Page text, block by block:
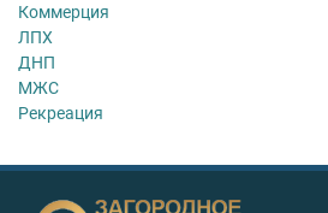
Коммерция
ЛПХ
ДНП
МЖС
Рекреация